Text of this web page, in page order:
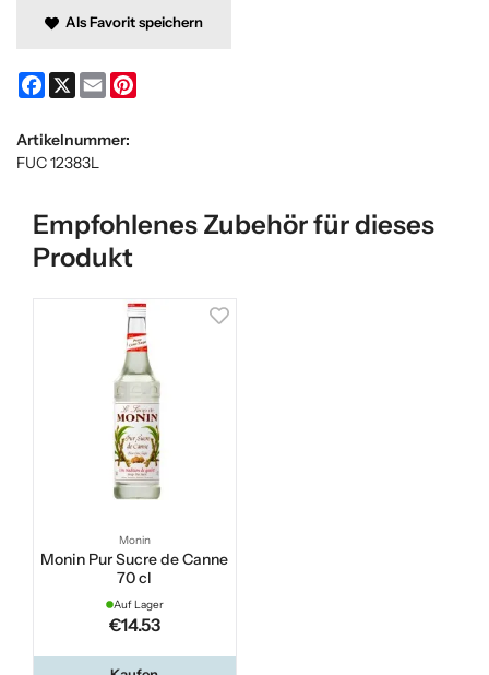
Als Favorit speichern
Facebook
X Email
Artikelnummer:
FUC 12383L
Empfohlenes Zubehör für dieses
Produkt
Monin
Monin Pur Sucre de Canne
70 cl
Auf Lager
€14.53